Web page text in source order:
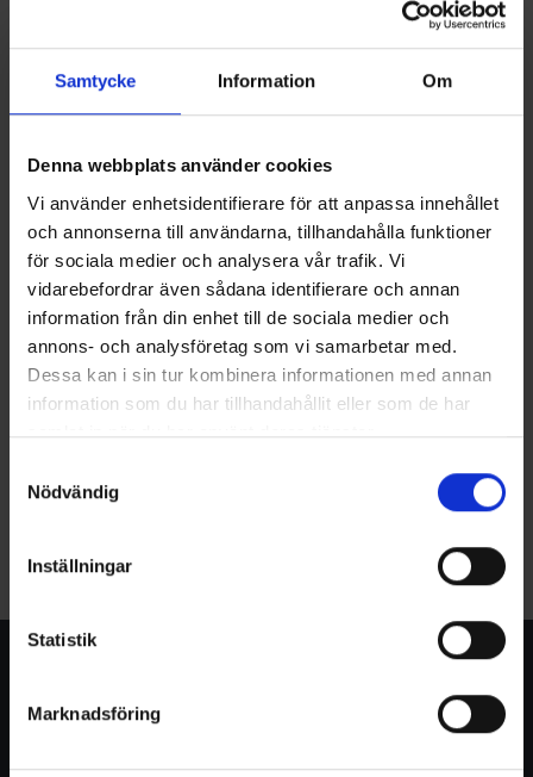
Samtycke Information Om
Denna webbplats använder cookies
Vi använder enhetsidentifierare för att anpassa innehållet
och annonserna till användarna, tillhandahålla funktioner
för sociala medier och analysera vår trafik. Vi
vidarebefordrar även sådana identifierare och annan
information från din enhet till de sociala medier och
annons- och analysföretag som vi samarbetar med.
Dessa kan i sin tur kombinera informationen med annan
information som du har tillhandahållit eller som de har
samlat in när du har använt deras tjänster.
Nödvändig
Inställningar
Statistik
Marknadsföring
NYTT RAMAVTAL MED JÖNKÖPINGS KOMMUN
2026-01-27
SWEDAC-REVISION BEKRÄFTAR HÖG
KVALITET I PULS ACKREDITERADE
VERKSAMHET
2026-01-20
PULS BIDRAR TILL EN HÅLLBAR VA-
INFRASTRUKTUR I HÄSSLEHOLMS KOMMUN
2025-11-18
2025-09-30
E-post:info@pulsab.se